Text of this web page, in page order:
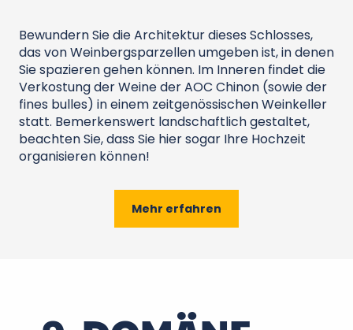
Bewundern Sie die Architektur dieses Schlosses,
das von Weinbergsparzellen umgeben ist, in denen
Sie spazieren gehen können. Im Inneren findet die
Verkostung der Weine der AOC Chinon (sowie der
fines bulles) in einem zeitgenössischen Weinkeller
statt. Bemerkenswert landschaftlich gestaltet,
beachten Sie, dass Sie hier sogar Ihre Hochzeit
organisieren können!
Mehr erfahren